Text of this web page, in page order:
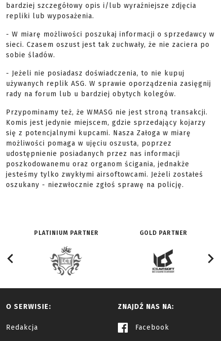
bardziej szczegółowy opis i/lub wyraźniejsze zdjęcia
repliki lub wyposażenia.
- W miarę możliwości poszukaj informacji o sprzedawcy w
sieci. Czasem oszust jest tak zuchwały, że nie zaciera po
sobie śladów.
- Jeżeli nie posiadasz doświadczenia, to nie kupuj
używanych replik ASG. W sprawie oporządzenia zasięgnij
rady na forum lub u bardziej obytych kolegów.
Przypominamy też, że WMASG nie jest stroną transakcji.
Komis jest jedynie miejscem, gdzie sprzedający kojarzy
się z potencjalnymi kupcami. Nasza Załoga w miarę
możliwości pomaga w ujęciu oszusta, poprzez
udostępnienie posiadanych przez nas informacji
poszkodowanemu oraz organom ścigania, jednakże
jesteśmy tylko zwykłymi airsoftowcami. Jeżeli zostałeś
oszukany - niezwłocznie zgłoś sprawę na policję.
PLATINIUM PARTNER GOLD PARTNER
O SERWISIE:
Redakcja
ZNAJDŹ NAS NA:
Facebook